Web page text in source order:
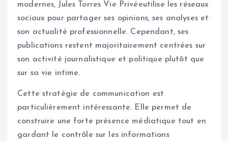
modernes, Jules Torres Vie Privéeutilise les réseaux
sociaux pour partager ses opinions, ses analyses et
son actualité professionnelle. Cependant, ses
publications restent majoritairement centrées sur
son activité journalistique et politique plutôt que
sur sa vie intime.
Cette stratégie de communication est
particulièrement intéressante. Elle permet de
construire une forte présence médiatique tout en
gardant le contrôle sur les informations